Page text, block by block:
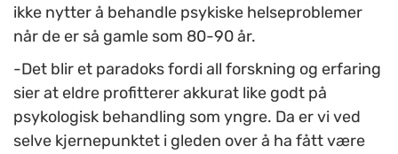
ikke nytter å behandle psykiske helseproblemer
når de er så gamle som 80-90 år.
-Det blir et paradoks fordi all forskning og erfaring
sier at eldre profitterer akkurat like godt på
psykologisk behandling som yngre. Da er vi ved
selve kjernepunktet i gleden over å ha fått være